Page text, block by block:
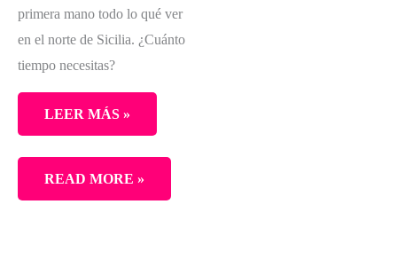
primera mano todo lo qué ver
en el norte de Sicilia. ¿Cuánto
tiempo necesitas?
LEER MÁS »
QUÉ
VER
READ MORE »